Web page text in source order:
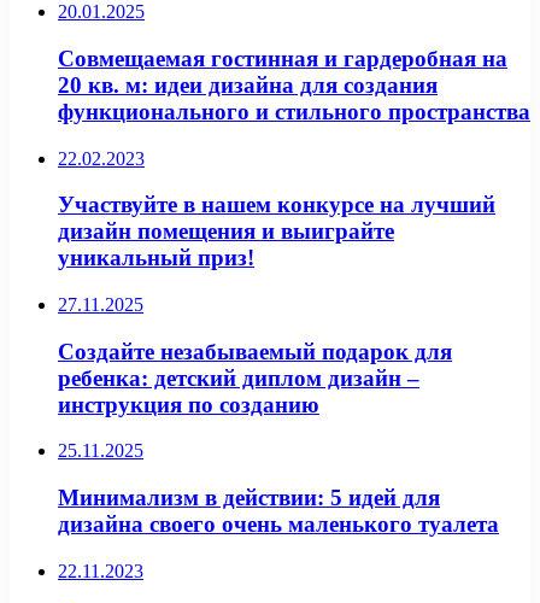
20.01.2025
Совмещаемая гостинная и гардеробная на
20 кв. м: идеи дизайна для создания
функционального и стильного пространства
22.02.2023
Участвуйте в нашем конкурсе на лучший
дизайн помещения и выиграйте
уникальный приз!
27.11.2025
Создайте незабываемый подарок для
ребенка: детский диплом дизайн –
инструкция по созданию
25.11.2025
Минимализм в действии: 5 идей для
дизайна своего очень маленького туалета
22.11.2023